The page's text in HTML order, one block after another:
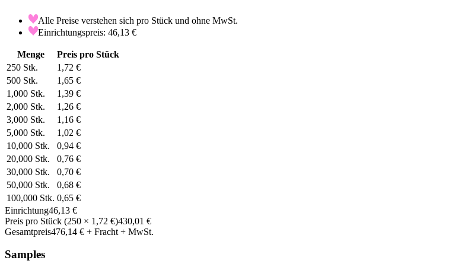
Alle Preise verstehen sich pro Stück und ohne MwSt.
Einrichtungspreis: 46,13 €
Menge
Preis pro Stück
250 Stk.
1,72 €
500 Stk.
1,65 €
1,000 Stk.
1,39 €
2,000 Stk.
1,26 €
3,000 Stk.
1,16 €
5,000 Stk.
1,02 €
10,000 Stk.
0,94 €
20,000 Stk.
0,76 €
30,000 Stk.
0,70 €
50,000 Stk.
0,68 €
100,000 Stk. 0,65 €
Einrichtung46,13 €
Preis pro Stück (250 × 1,72 €)430,01 €
Gesamtpreis476,14 € + Fracht + MwSt.
Samples